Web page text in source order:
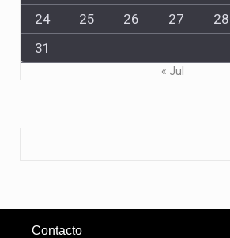
24
25 26 27 28
31
« Jul
Contacto